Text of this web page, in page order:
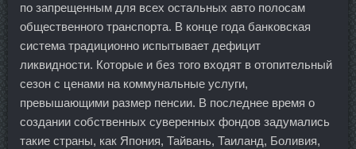
по запрещенным для всех остальных авто полосам
общественного транспорта. В конце года банковская
система традиционно испытывает дефицит
ликвидности. Которые и без того входят в отопительный
сезон с ценами на коммунальные услуги,
превышающими размер пенсии. В последнее время о
создании собственных суверенных фондов задумались
такие страны, как Япония, Тайвань, Таиланд, Боливия,